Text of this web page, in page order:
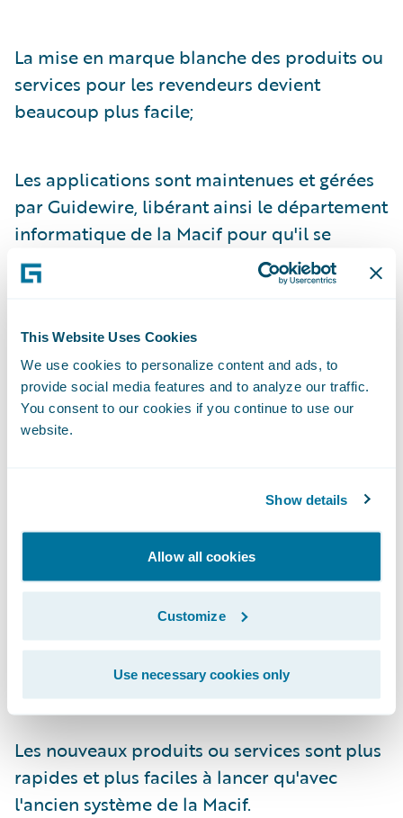
This Website Uses Cookies
We use cookies to personalize content and ads, to
provide social media features and to analyze our traffic.
You consent to our cookies if you continue to use our
website.
Show details
Allow all cookies
Customize
Use necessary cookies only
La mise en marque blanche des produits ou
services pour les revendeurs devient
beaucoup plus facile;
Les applications sont maintenues et gérées
par Guidewire, libérant ainsi le département
informatique de la Macif pour qu'il se
concentre sur des questions plus
importantes pour le métier;
L'absence de matériel et de main d'œuvre
sur site pour la maintenance des systèmes
applicatifs réduit les dépenses
informatiques;
La solution SaaS permet d'être toujours à
jour;
La solution est facile à utiliser, ce qui donne
aux employés du service client plus de
temps pour interagir avec les sociétaires et
construire leurs relations; et
Les nouveaux produits ou services sont plus
rapides et plus faciles à lancer qu'avec
l'ancien système de la Macif.